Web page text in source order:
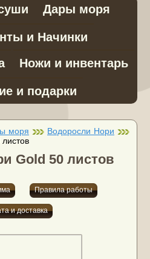
Дары моря
и Начинки
Ножи и инвентарь
и подарки
моря
Водоросли Нори
Gold 50 листов
Правила работы
и доставка